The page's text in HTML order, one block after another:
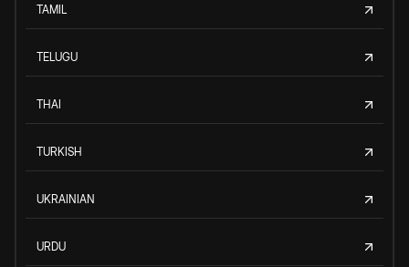
TAMIL
TELUGU
THAI
TURKISH
UKRAINIAN
URDU